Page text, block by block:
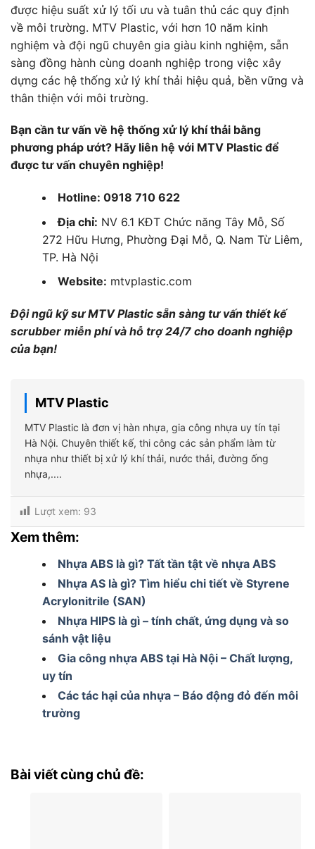
được hiệu suất xử lý tối ưu và tuân thủ các quy định
về môi trường. MTV Plastic, với hơn 10 năm kinh
nghiệm và đội ngũ chuyên gia giàu kinh nghiệm, sẵn
sàng đồng hành cùng doanh nghiệp trong việc xây
dựng các hệ thống xử lý khí thải hiệu quả, bền vững và
thân thiện với môi trường.
Bạn cần tư vấn về hệ thống xử lý khí thải bằng
phương pháp ướt? Hãy liên hệ với MTV Plastic để
được tư vấn chuyên nghiệp!
Hotline: 0918 710 622
Địa chỉ: NV 6.1 KĐT Chức năng Tây Mỗ, Số
272 Hữu Hưng, Phường Đại Mỗ, Q. Nam Từ Liêm,
TP. Hà Nội
Website: mtvplastic.com
Đội ngũ kỹ sư MTV Plastic sẵn sàng tư vấn thiết kế
scrubber miễn phí và hỗ trợ 24/7 cho doanh nghiệp
của bạn!
MTV Plastic
MTV Plastic là đơn vị hàn nhựa, gia công nhựa uy tín tại
Hà Nội. Chuyên thiết kế, thi công các sản phẩm làm từ
nhựa như thiết bị xử lý khí thải, nước thải, đường ống
nhựa,....
Lượt xem: 93
Xem thêm:
Nhựa ABS là gì? Tất tần tật về nhựa ABS
Nhựa AS là gì? Tìm hiểu chi tiết về Styrene
Acrylonitrile (SAN)
Nhựa HIPS là gì – tính chất, ứng dụng và so
sánh vật liệu
Gia công nhựa ABS tại Hà Nội – Chất lượng,
uy tín
Các tác hại của nhựa – Báo động đỏ đến môi
trường
Bài viết cùng chủ đề: